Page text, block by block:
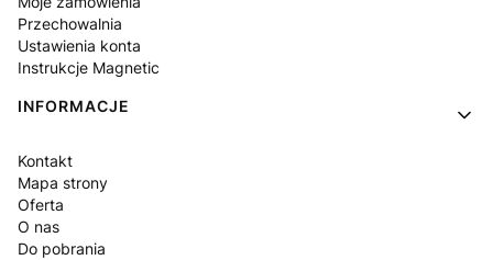
Przechowalnia
Ustawienia konta
Instrukcje Magnetic
INFORMACJE
Kontakt
Mapa strony
Oferta
O nas
Do pobrania